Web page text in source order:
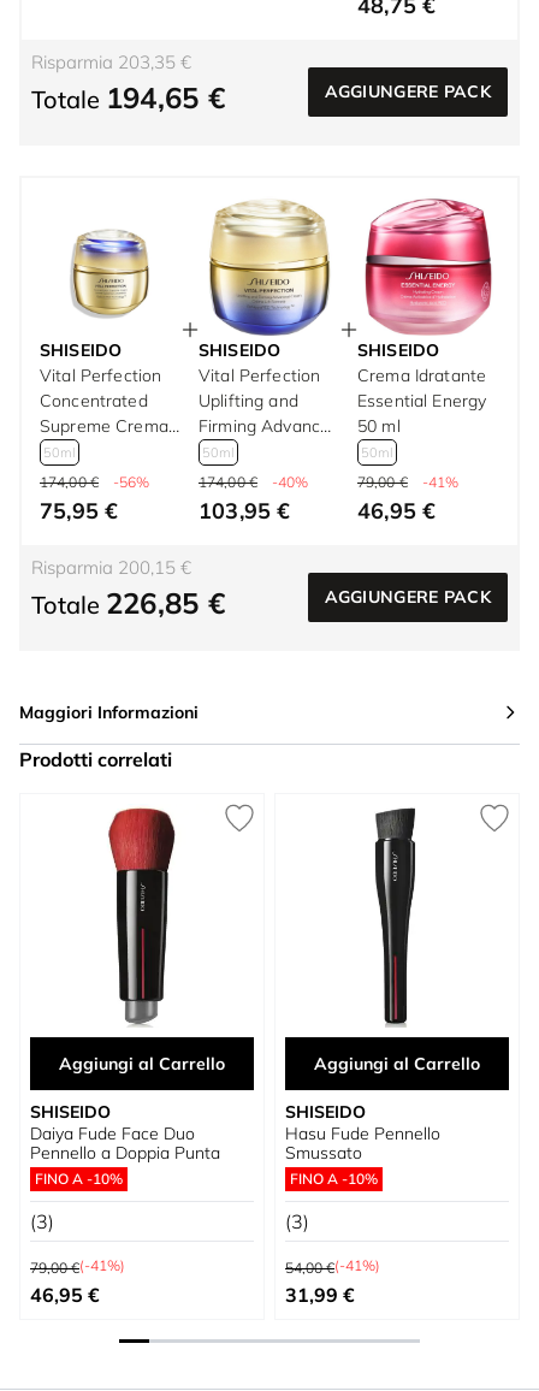
Risparmia 203,35 €
Totale 194,65 € AGGIUNGERE PACK
SHISEIDO
Vital Perfection
Concentrated
Supreme Crema
Antietà 50 ml
50ml
174,00 € -56%
75,95 €
SHISEIDO
Vital Perfection
Uplifting and
Firming Advanced
Cream 50 ml
50ml
174,00 € -40%
103,95 €
SHISEIDO
Crema Idratante
Essential Energy
50 ml
50ml
79,00 € -41%
46,95 €
Risparmia 200,15 €
Totale 226,85 € AGGIUNGERE PACK
Maggiori Informazioni
Prodotti correlati
Press to skip carousel
Aggiungi al Carrello
SHISEIDO
Daiya Fude Face Duo
Pennello a Doppia Punta
FINO A -10%
(3)
Prezzo predefinito
79,00 €(-41%)
Prezzo speciale
46,95 €
Aggiungi al Carrello
SHISEIDO
Hasu Fude Pennello
Smussato
FINO A -10%
(3)
Prezzo predefinito
54,00 €(-41%)
Prezzo speciale
31,99 €